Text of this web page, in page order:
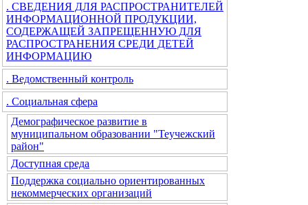
. СВЕДЕНИЯ ДЛЯ РАСПРОСТРАНИТЕЛЕЙ
ИНФОРМАЦИОННОЙ ПРОДУКЦИИ,
СОДЕРЖАЩЕЙ ЗАПРЕЩЕННУЮ ДЛЯ
РАСПРОСТРАНЕНИЯ СРЕДИ ДЕТЕЙ
ИНФОРМАЦИЮ
. Ведомственный контроль
. Социальная сфера
Демографическое развитие в
муниципальном образовании "Теучежский
район"
Доступная среда
Поддержка социально ориентированных
некоммерческих организаций